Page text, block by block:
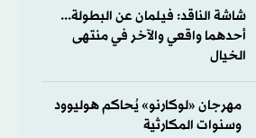
شاشة الناقد: فيلمان عن البطولة...
أحدهما واقعي والآخر في منتهى
الخيال
مهرجان «لوكارنو» يُحاكم هوليوود
وسنوات المكارثية